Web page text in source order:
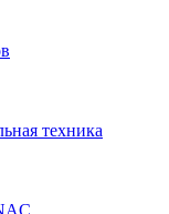
техника